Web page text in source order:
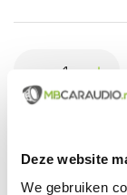
Deze website
We gebruiken
Groot
Actueel en